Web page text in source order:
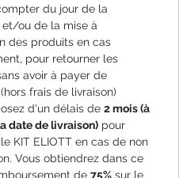
du jour de la
ou de la mise à
des produits en cas
pour retourner les
avoir à payer de
frais de livraison)
d'un délais de2 mois (à
date de livraison) pour
KIT ELIOTT en cas de non
Vous obtiendrez dans ce
de75% sur le